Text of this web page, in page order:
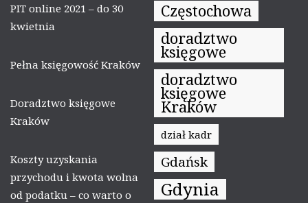
PIT online 2021 – do 30
kwietnia
Pełna księgowość Kraków
Doradztwo księgowe
Kraków
Koszty uzyskania
przychodu i kwota wolna
od podatku – co warto o
Częstochowa
doradztwo
księgowe
doradztwo
księgowe
Kraków
dział kadr
Gdańsk
Gdynia